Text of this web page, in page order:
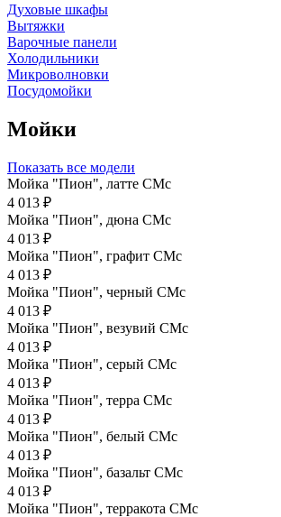
Духовые шкафы
Вытяжки
Варочные панели
Холодильники
Микроволновки
Посудомойки
Мойки
Показать все модели
Мойка "Пион", латте CMc
4 013 ₽
Мойка "Пион", дюна CMc
4 013 ₽
Мойка "Пион", графит СМс
4 013 ₽
Мойка "Пион", черный CMc
4 013 ₽
Мойка "Пион", везувий СМс
4 013 ₽
Мойка "Пион", серый CMc
4 013 ₽
Мойка "Пион", терра CMc
4 013 ₽
Мойка "Пион", белый CMc
4 013 ₽
Мойка "Пион", базальт СМс
4 013 ₽
Мойка "Пион", терракота CMc